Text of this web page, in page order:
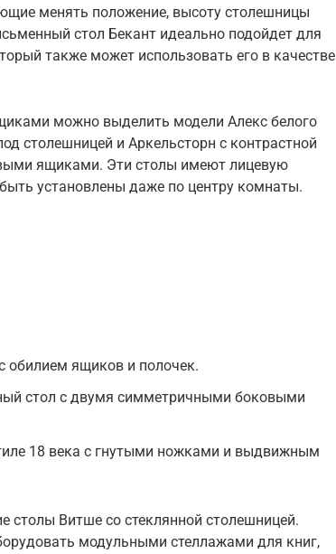
менять положение, высоту столешницы
стол Бекант идеально подойдет для
также может использовать его в качестве
можно выделить модели Алекс белого
столешницей и Аркельсторн с контрастной
ящиками. Эти столы имеют лицевую
установлены даже по центру комнаты.
обилием ящиков и полочек.
стол с двумя симметричными боковыми
18 века с гнутыми ножками и выдвижным
столы Витше со стеклянной столешницей.
модульными стеллажами для книг,